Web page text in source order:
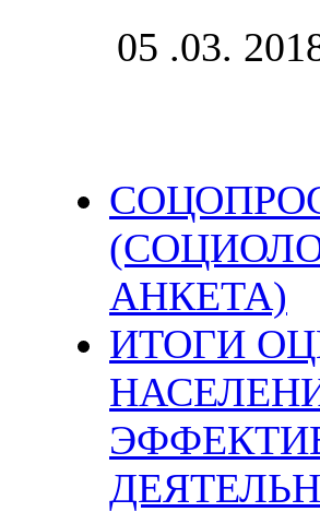
05 .03.
АНКЕТА)
ИТОГИ